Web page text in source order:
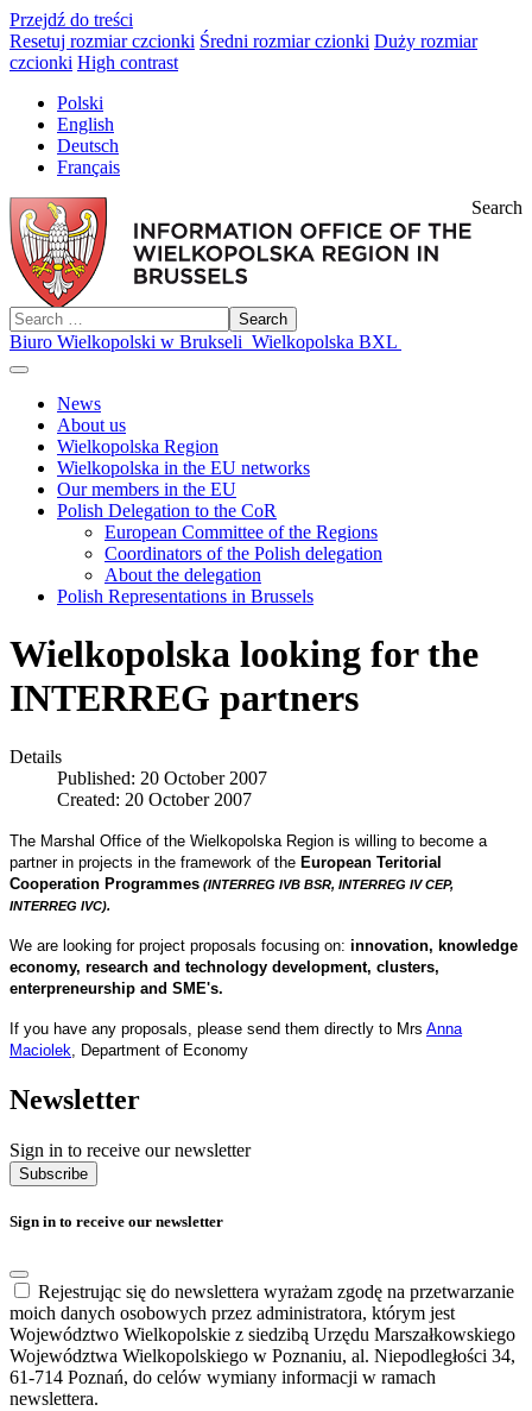
Przejdź do treści
Resetuj rozmiar czcionki Średni rozmiar czionki Duży rozmiar
czcionki High contrast
Polski
English
Deutsch
Français
Search
Search
Biuro Wielkopolski w Brukseli Wielkopolska BXL
News
About us
Wielkopolska Region
Wielkopolska in the EU networks
Our members in the EU
Polish Delegation to the CoR
European Committee of the Regions
Coordinators of the Polish delegation
About the delegation
Polish Representations in Brussels
Wielkopolska looking for the
INTERREG partners
Details
Published: 20 October 2007
Created: 20 October 2007
The Marshal Office of the Wielkopolska Region is willing to become a
partner in projects in the framework of the European Teritorial
Cooperation Programmes (INTERREG IVB BSR, INTERREG IV CEP,
INTERREG IVC).
We are looking for project proposals focusing on: innovation, knowledge
economy, research and technology development, clusters,
enterpreneurship and SME's.
If you have any proposals, please send them directly to Mrs Anna
Maciolek , Department of Economy
Newsletter
Sign in to receive our newsletter
Subscribe
Sign in to receive our newsletter
Rejestrując się do newslettera wyrażam zgodę na przetwarzanie
moich danych osobowych przez administratora, którym jest
Województwo Wielkopolskie z siedzibą Urzędu Marszałkowskiego
Województwa Wielkopolskiego w Poznaniu, al. Niepodległości 34,
61-714 Poznań, do celów wymiany informacji w ramach
newslettera.